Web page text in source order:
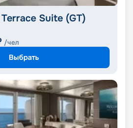
Suite (GT)
/чел
Выбрать